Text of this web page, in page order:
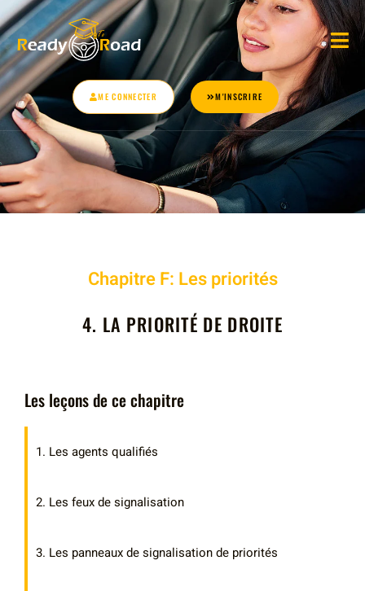
ME CONNECTER M'INSCRIRE
ChapitreF: Les priorités
4. LA PRIORITÉ DE DROITE
Les leçons de ce chapitre
1. Les agents qualifiés
2. Les feux de signalisation
3. Les panneaux de signalisation de priorités